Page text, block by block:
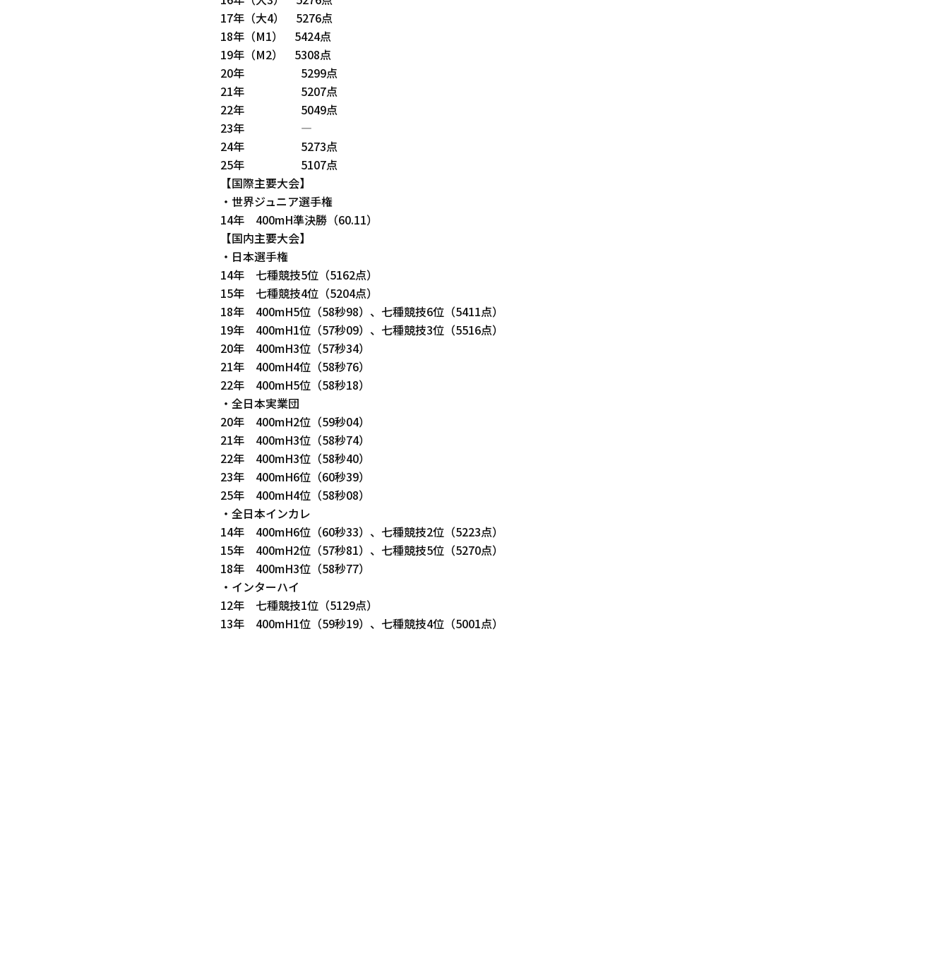
17年（大4） 5276点
18年（M1） 5424点
19年（M2） 5308点
20年 5299点
21年 5207点
22年 5049点
23年 ―
24年 5273点
25年 5107点
【国際主要大会】
・世界ジュニア選手権
14年 400mH準決勝（60.11）
【国内主要大会】
・日本選手権
14年 七種競技5位（5162点）
15年 七種競技4位（5204点）
18年 400mH5位（58秒98）、七種競技6位（5411点）
19年 400mH1位（57秒09）、七種競技3位（5516点）
20年 400mH3位（57秒34）
21年 400mH4位（58秒76）
22年 400mH5位（58秒18）
・全日本実業団
20年 400mH2位（59秒04）
21年 400mH3位（58秒74）
22年 400mH3位（58秒40）
23年 400mH6位（60秒39）
25年 400mH4位（58秒08）
・全日本インカレ
14年 400mH6位（60秒33）、七種競技2位（5223点）
15年 400mH2位（57秒81）、七種競技5位（5270点）
18年 400mH3位（58秒77）
・インターハイ
12年 七種競技1位（5129点）
13年 400mH1位（59秒19）、七種競技4位（5001点）